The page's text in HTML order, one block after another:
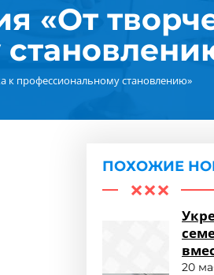
«От
к профессиональному становлению»
ПОХОЖИЕ
20